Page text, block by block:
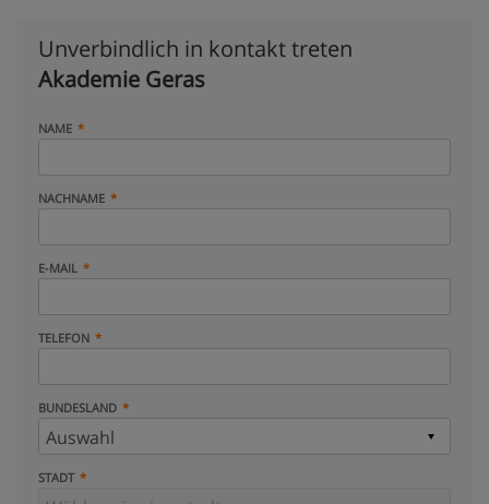
Unverbindlich in kontakt treten
Akademie Geras
NAME
NACHNAME
E-MAIL
TELEFON
BUNDESLAND
STADT